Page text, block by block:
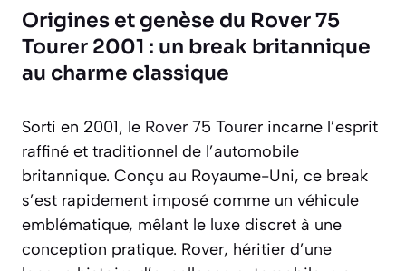
Origines et genèse du Rover 75
Tourer 2001 : un break britannique
au charme classique
Sorti en 2001, le Rover 75 Tourer incarne l’esprit
raffiné et traditionnel de l’automobile
britannique. Conçu au Royaume-Uni, ce break
s’est rapidement imposé comme un véhicule
emblématique, mêlant le luxe discret à une
conception pratique. Rover, héritier d’une